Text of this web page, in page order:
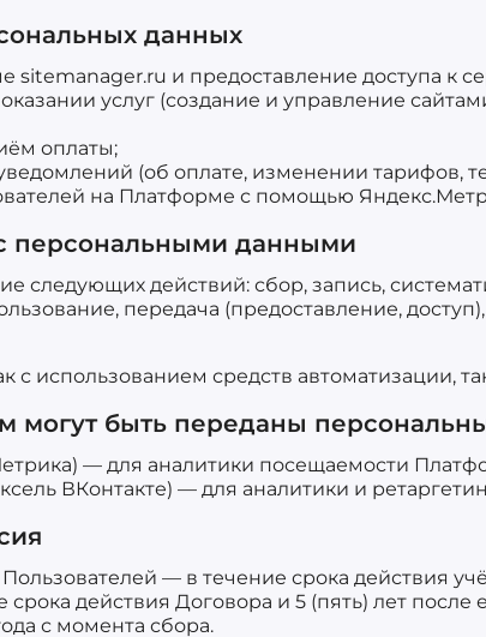
данных
sitemanager.ru и предоставление доступа к
услуг (создание и управление
оплаты;
(об оплате, изменении тарифов,
на Платформе с помощью
персональными данными
следующих действий: сбор, запись,
передача (предоставление,
с использованием средств автоматизации,
могут быть переданы
— для аналитики посещаемости
ВКонтакте) — для аналитики и
— в течение срока действия
действия Договора и 5 (пять) лет после
с момента сбора.